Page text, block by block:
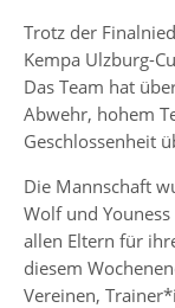
Trotz der
Kempa Ulzburg-
Das Team hat
Abwehr, hohem
Geschlossenheit
Die Mannschaft
Wolf und
allen Eltern für
diesem
Vereinen,